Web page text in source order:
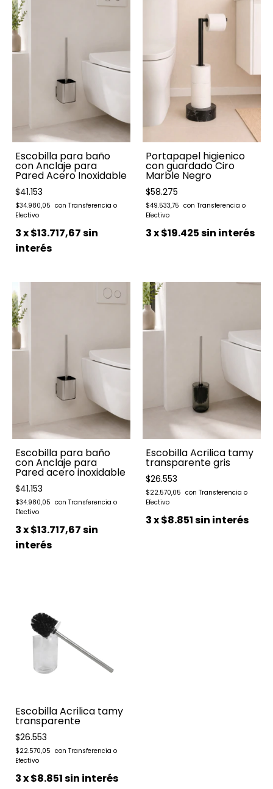
Escobilla para baño
con Anclaje para
Pared Acero Inoxidable
$41.153
$34.980,05
3x$13.717,67sin
interés
Portapapel higienico
con guardado Ciro
Marble Negro
$58.275
$49.533,75
3x$19.425sin interés
Escobilla para baño
con Anclaje para
Pared acero inoxidable
$41.153
$34.980,05
3x$13.717,67sin
interés
Escobilla Acrilica tamy
transparente gris
$26.553
$22.570,05
3x$8.851sin interés
Escobilla Acrilica tamy
transparente
$26.553
$22.570,05
3x$8.851sin interés